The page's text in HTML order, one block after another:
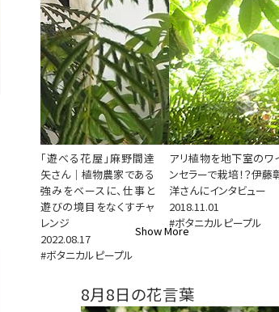
「遊べる花屋」麻野間達
矢さん｜植物農家である
強みをベースに、仕事と
遊びの境目をなくすチャ
レンジ
2022.08.17
#ボタニカルピープル
アリ植物を地下室のワ
ンセラーで栽培！？伊藤
洋さんにインタビュー
2018.11.01
#ボタニカルピープル
Show More
8月8日の花言葉